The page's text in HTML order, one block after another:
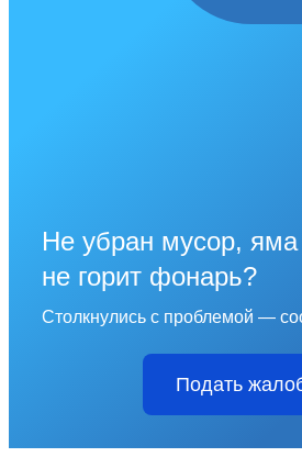
Не убран мусор, яма
не горит фонарь?
Столкнулись с проблемой —
Подать